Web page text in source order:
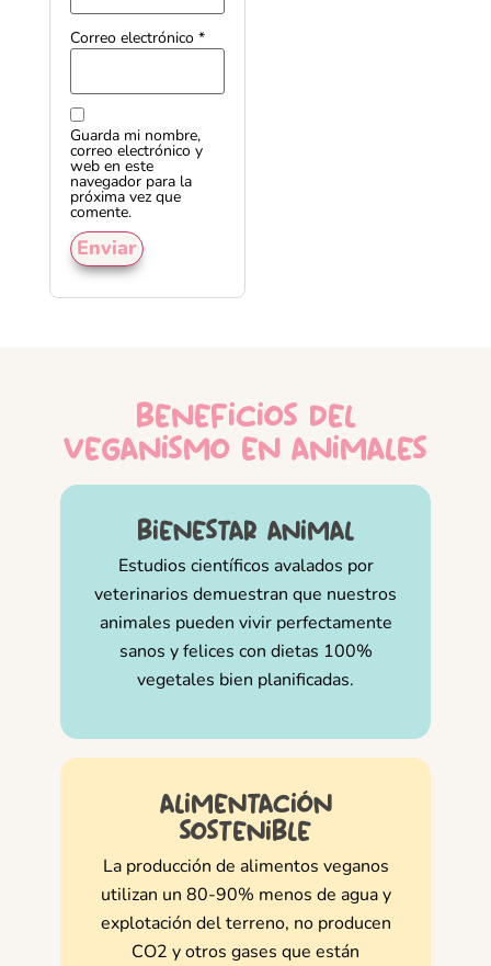
Correo electrónico *
Guarda mi nombre,
correo electrónico y
web en este
navegador para la
próxima vez que
comente.
beneficios del
veganismo en animales
bienestar animal
Estudios científicos avalados por
veterinarios demuestran que nuestros
animales pueden vivir perfectamente
sanos y felices con dietas 100%
vegetales bien planificadas.
alimentación
sostenible
La producción de alimentos veganos
utilizan un 80-90% menos de agua y
explotación del terreno, no producen
CO2 y otros gases que están